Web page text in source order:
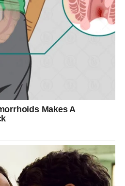
je javljanje osobe koju niste
o vama i moguće je da će
život.
oprez.
zaista zaslužuje novu
priču iz koje ste se jedva
jaka i pomoći će vam da
za vas.